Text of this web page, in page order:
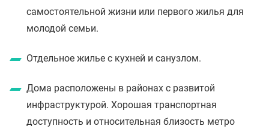
самостоятельной жизни или первого жилья для
молодой семьи.
Отдельное жилье с кухней и санузлом.
Дома расположены в районах с развитой
инфраструктурой. Хорошая транспортная
доступность и относительная близость метро